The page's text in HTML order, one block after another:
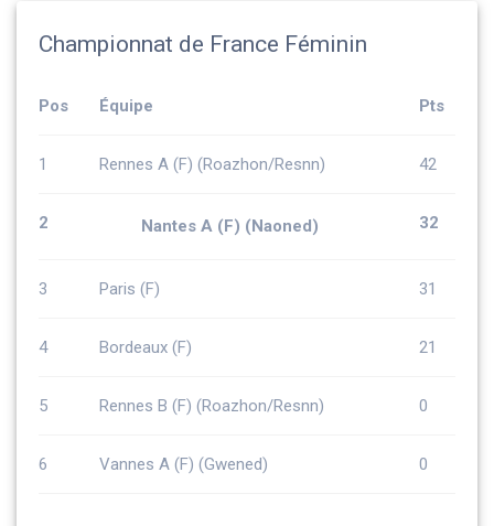
Championnat de France Féminin
Pos Équipe Pts
1 Rennes A (F) (Roazhon/Resnn) 42
2 Nantes A (F) (Naoned) 32
3 Paris (F) 31
4 Bordeaux (F) 21
5 Rennes B (F) (Roazhon/Resnn) 0
6 Vannes A (F) (Gwened) 0